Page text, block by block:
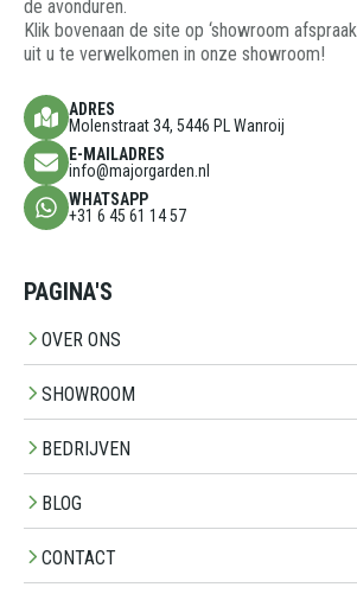
de avonduren.
Klik bovenaan de site op ‘showroom
uit u te verwelkomen in onze showroom!
ADRES
Molenstraat 34, 5446 PL Wanroij
E-MAILADRES
info@majorgarden.nl
WHATSAPP
+31 6 45 61 14 57
PAGINA'S
OVER ONS
SHOWROOM
BEDRIJVEN
BLOG
CONTACT